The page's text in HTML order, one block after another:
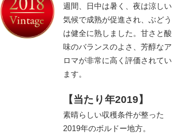
週間、日中は暑く、夜は涼しい
気候で成熟が促進され、ぶどう
は健全に熟しました。甘さと酸
味のバランスのよさ、芳醇なア
ロマが非常に高く評価されてい
ます。
【当たり年2019】
素晴らしい収穫条件が整った
2019年のボルドー地方。